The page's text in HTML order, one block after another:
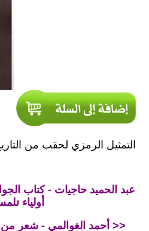
التمثيل الرمزي لحقب من
أولياء
(أحمد الغوالمي - شعر من الجزائر (1944-1985 >>